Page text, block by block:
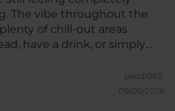
of chill-out areas
have a drink, or simply
to your room all day
great too). The breakfast
location couldn't be more
jakob985.
09/06/2026